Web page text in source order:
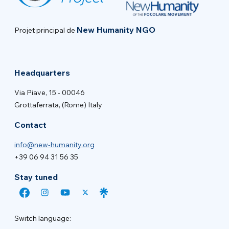
Projet principal de New Humanity NGO
Headquarters
Via Piave, 15 - 00046
Grottaferrata, (Rome) Italy
Contact
info@new-humanity.org
+39 06 94 31 56 35
Stay tuned
Switch language: